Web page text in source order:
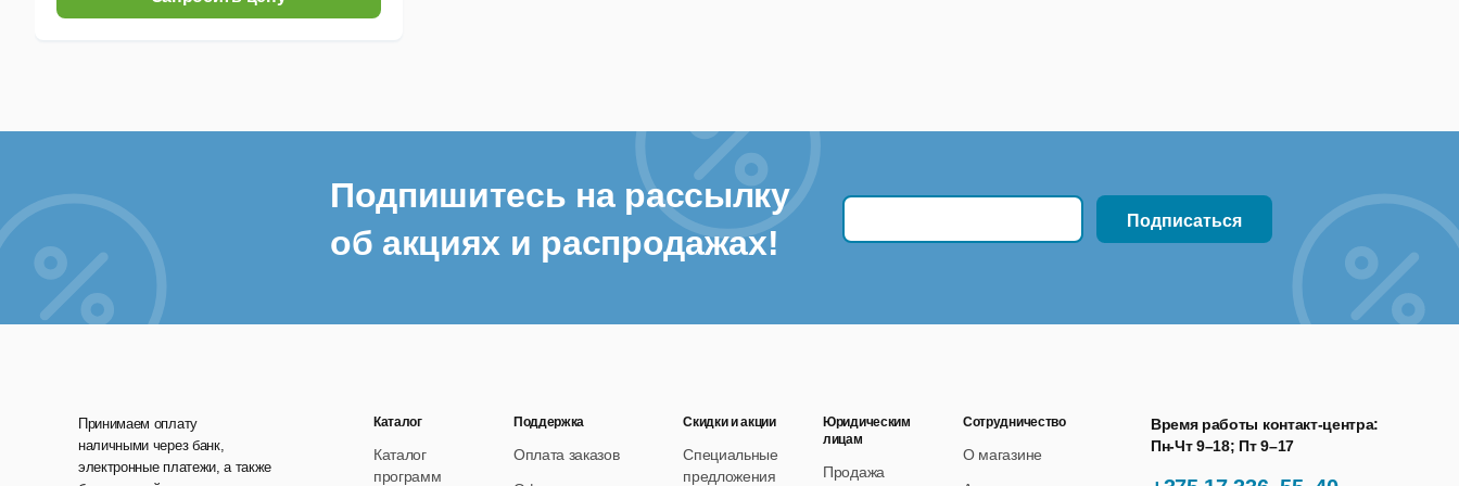
Подпишитесь на рассылку
об акциях и распродажах!
Принимаем оплату
наличными через банк,
электронные платежи, а также
Время работы контакт-центра:
Пн-Чт 9–18; Пт 9–17
Каталог
Каталог
программ
Поддержка
Оплата заказов
Скидки и акции
Специальные
предложения
Юридическим
лицам
Продажа
Сотрудничество
О магазине